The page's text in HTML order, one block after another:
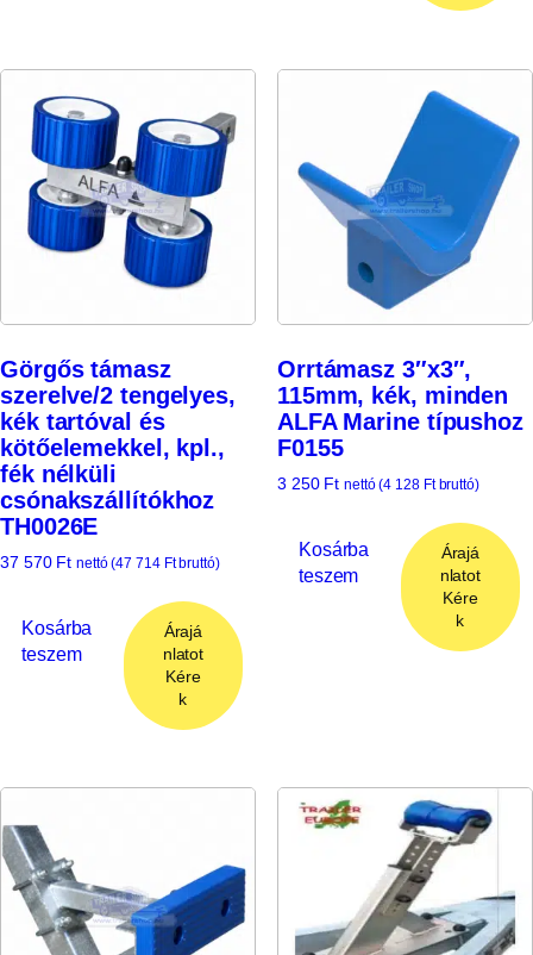
Görgős támasz
szerelve/2 tengelyes,
kék tartóval és
kötőelemekkel, kpl.,
fék nélküli
csónakszállítókhoz
TH0026E
37 570 Ft nettó (47 714 Ftbruttó)
Kosárba
teszem
Árajá
nlatot
Kére
k
Orrtámasz 3″x3″,
115mm, kék, minden
ALFA Marine típushoz
F0155
3 250 Ft nettó (4 128 Ftbruttó)
Kosárba
teszem
Árajá
nlatot
Kére
k